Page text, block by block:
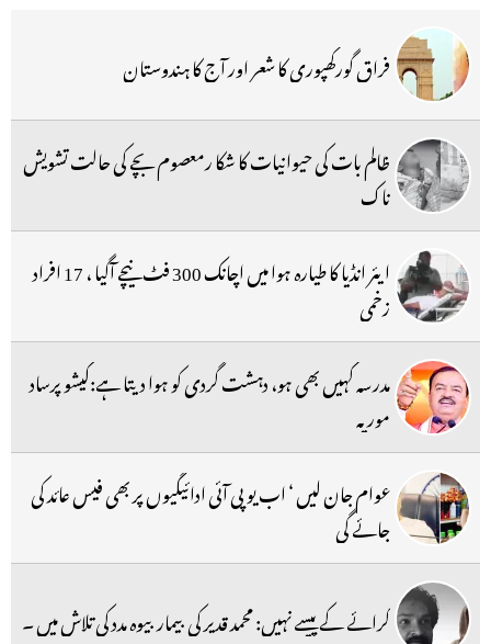
فراق گورکھپوری کا شعر اور آج کا ہندوستان
ظالم بات کی حیوانیات کا شکا رمعصوم بچے کی حالت تشویش
ناک
ایئر انڈیا کا طیارہ ہوا میں اچانک 300 فٹ نیچے آگیا ، 17 افراد
زخمی
مدرسہ کہیں بھی ہو، دہشت گردی کو ہوا دیتا ہے:کیشو پرساد
موریہ
عوام جان لیں ‘ اب یو پی آئی ادائیگیوں پر بھی فیس عائد کی
جائے گی
کرائے کے پیسے نہیں: محمد قدیر کی بیمار بیوہ مدد کی تلاش میں ۔